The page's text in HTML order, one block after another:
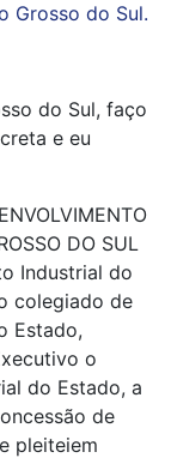
Grosso do Sul.
do Sul, faço
e eu
DO SUL
Industrial do
colegiado de
Estado,
o
do Estado, a
de
pleiteiem